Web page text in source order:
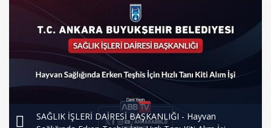
SAĞLIK İŞLERİ DAİRESİ BAŞKANLIĞI - Hayvan